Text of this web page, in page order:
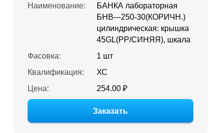
Наименование:
БАНКА лабораторная
БНВ---250-30(КОРИЧН.)
цилиндрическая: крышка
45GL(PP/СИНЯЯ), шкала
Фасовка:
1 шт
Квалификация:
ХС
Цена:
254.00 ₽
Заказать